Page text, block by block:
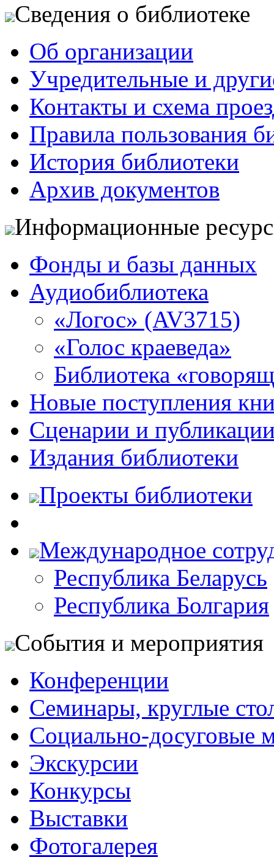
Сведения о библиотеке
Об организации
Учредительные и
Контакты и схема
Правила пользования
История библиотеки
Архив документов
Информационные
Фонды и базы данных
Аудиобиблиотека
«Логос» (AV3715)
«Голос краеведа»
Библиотека
Новые поступления
Сценарии и
Издания библиотеки
Проекты библиотеки
Международное
Республика Беларусь
Республика Болгария
События и мероприятия
Конференции
Семинары, круглые
Социально-досуговые
Экскурсии
Конкурсы
Выставки
Фотогалерея